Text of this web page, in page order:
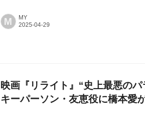
M MY
映画『リライト』“史上最悪のパ
キーパーソン・友恵役に橋本愛